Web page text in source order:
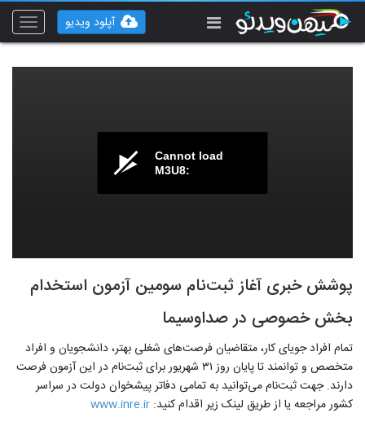
Toggle
آپلود ویدیو
Cannot load
M3U8:
پوشش خبری آغاز ثبت‌نام سومین آزمون استخدام
بخش خصوصی در صداوسیما
تمام افراد جویای کار، متقاضیان فرصت‌های شغلی بهتر، دانشجویان و افراد
متخصص و توانمند تا پایان روز ۳۱ شهریور برای ثبت‌نام در این آزمون فرصت
دارند. جهت ثبت‌نام می‌توانید به تمامی دفاتر پیشخوان دولت در سراسر
کشور مراجعه یا از طریق لینک زیر اقدام کنید: www.inre.ir